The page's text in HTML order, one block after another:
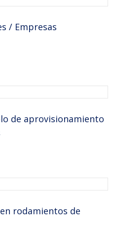
/ Empresas
de aprovisionamiento
rodamientos de